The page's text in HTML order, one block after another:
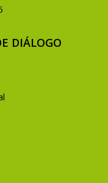
DIÁLOGO